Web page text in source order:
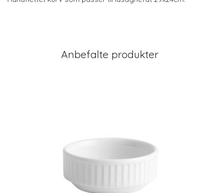
Anbefalte produkter